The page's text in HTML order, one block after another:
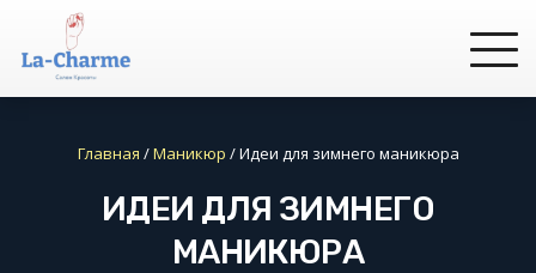
Главная /Маникюр /Идеи для зимнего маникюра
ИДЕИ ДЛЯ ЗИМНЕГО
МАНИКЮРА